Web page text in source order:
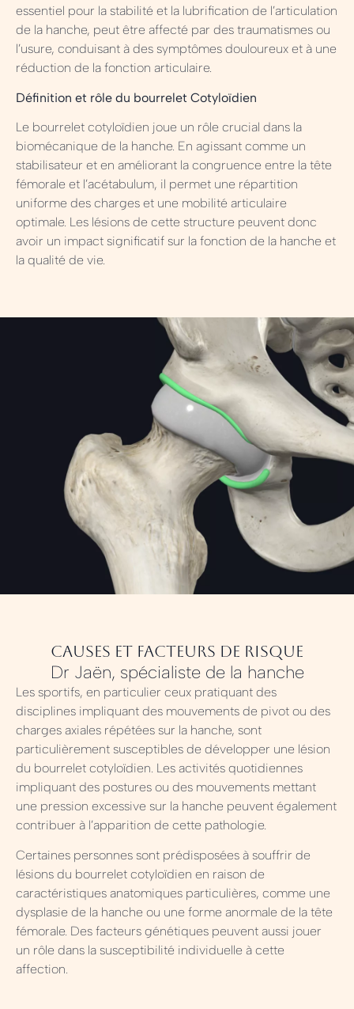
essentiel pour la stabilité et la lubrification de l’articulation
de la hanche, peut être affecté par des traumatismes ou
l’usure, conduisant à des symptômes douloureux et à une
réduction de la fonction articulaire.
Définition et rôle du bourrelet Cotyloïdien
Le bourrelet cotyloïdien joue un rôle crucial dans la
biomécanique de la hanche. En agissant comme un
stabilisateur et en améliorant la congruence entre la tête
fémorale et l’acétabulum, il permet une répartition
uniforme des charges et une mobilité articulaire
optimale. Les lésions de cette structure peuvent donc
avoir un impact significatif sur la fonction de la hanche et
la qualité de vie.
Causes et facteurs de risque
Dr Jaën, spécialiste de la hanche
Les sportifs, en particulier ceux pratiquant des
disciplines impliquant des mouvements de pivot ou des
charges axiales répétées sur la hanche, sont
particulièrement susceptibles de développer une lésion
du bourrelet cotyloïdien. Les activités quotidiennes
impliquant des postures ou des mouvements mettant
une pression excessive sur la hanche peuvent également
contribuer à l’apparition de cette pathologie.
Certaines personnes sont prédisposées à souffrir de
lésions du bourrelet cotyloïdien en raison de
caractéristiques anatomiques particulières, comme une
dysplasie de la hanche ou une forme anormale de la tête
fémorale. Des facteurs génétiques peuvent aussi jouer
un rôle dans la susceptibilité individuelle à cette
affection.